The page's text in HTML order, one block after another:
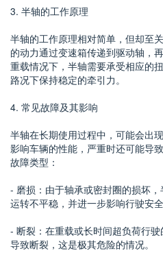
3. 半轴的工作原理
半轴的工作原理相对简单，但却至
的动力通过变速箱传递到驱动轴，
重载情况下，半轴需要承受相应的
路况下保持稳定的牵引力。
4. 常见故障及其影响
半轴在长期使用过程中，可能会出
影响车辆的性能，严重时还可能导
故障类型：
- 磨损：由于轴承或密封圈的损坏
运转不平稳，并进一步影响行驶安全
- 断裂：在重载或长时间超负荷行
导致断裂，这是极其危险的情况。